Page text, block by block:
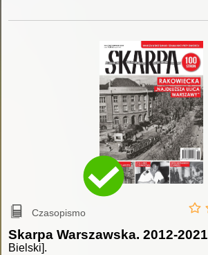
Czasopismo
Skarpa Warszawska. 2012-2021
Bielski].